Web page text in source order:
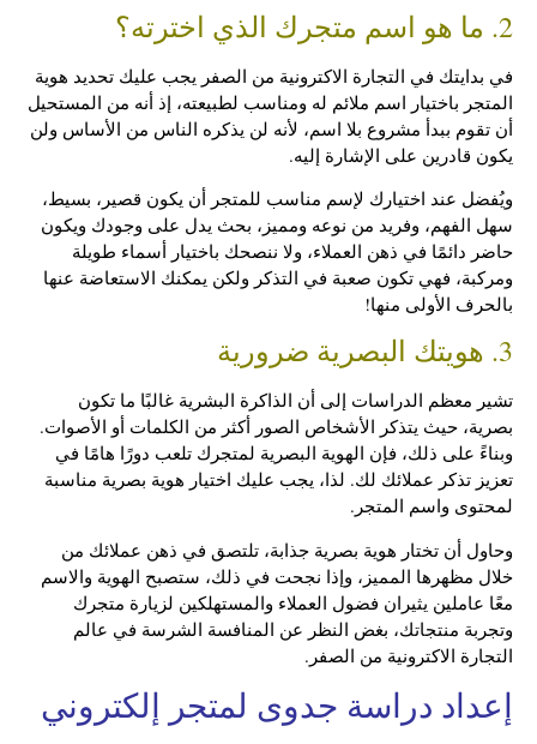
2. ما هو اسم متجرك الذي اخترته؟
في بدايتك في التجارة الاكترونية من الصفر يجب عليك تحديد هوية
المتجر باختيار اسم ملائم له ومناسب لطبيعته، إذ أنه من المستحيل
أن تقوم ببدأ مشروع بلا اسم، لأنه لن يذكره الناس من الأساس ولن
يكون قادرين على الإشارة إليه.
ويُفضل عند اختيارك لإسم مناسب للمتجر أن يكون قصير، بسيط،
سهل الفهم، وفريد من نوعه ومميز، بحث يدل على وجودك ويكون
حاضر دائمًا في ذهن العملاء، ولا ننصحك باختيار أسماء طويلة
ومركبة، فهي تكون صعبة في التذكر ولكن يمكنك الاستعاضة عنها
بالحرف الأولى منها!
3. هويتك البصرية ضرورية
تشير معظم الدراسات إلى أن الذاكرة البشرية غالبًا ما تكون
بصرية، حيث يتذكر الأشخاص الصور أكثر من الكلمات أو الأصوات.
وبناءً على ذلك، فإن الهوية البصرية لمتجرك تلعب دورًا هامًا في
تعزيز تذكر عملائك لك. لذا، يجب عليك اختيار هوية بصرية مناسبة
لمحتوى واسم المتجر.
وحاول أن تختار هوية بصرية جذابة، تلتصق في ذهن عملائك من
خلال مظهرها المميز، وإذا نجحت في ذلك، ستصبح الهوية والاسم
معًا عاملين يثيران فضول العملاء والمستهلكين لزيارة متجرك
وتجربة منتجاتك، بغض النظر عن المنافسة الشرسة في عالم
التجارة الاكترونية من الصفر.
إعداد دراسة جدوى لمتجر إلكتروني